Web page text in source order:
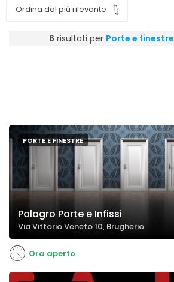
6 risultati per Porte e finestre
PORTE E FINESTRE
Polagro Porte e Infissi
Via Vittorio Veneto 10, Brugherio
Ora aperto